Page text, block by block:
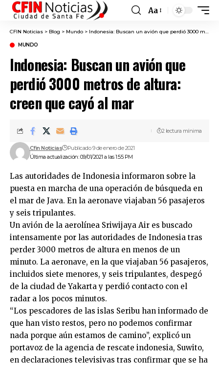
Font
Resizer
Aa
CFIN Noticias > Blog > Mundo > Indonesia: Buscan un avión que perdió 3000 metros de altura: creen que cayó al mar
MUNDO
Indonesia: Buscan un avión que
perdió 3000 metros de altura:
creen que cayó al mar
Última actualización: 09/01/2021 a las 1:55 PM
Cfin Noticias Publicado 9 de enero de 2021
2 lectura mínima
Las autoridades de Indonesia informaron sobre la
puesta en marcha de una operación de búsqueda en
el mar de Java. En la aeronave viajaban 56 pasajeros
y seis tripulantes.
Un avión de la aerolínea Sriwijaya Air es buscado
intensamente por las autoridades de Indonesia tras
perder 3000 metros de altura en menos de un
minuto. La aeronave, en la que viajaban 56 pasajeros,
incluidos siete menores, y seis tripulantes, despegó
de la ciudad de Yakarta y perdió contacto con el
radar a los pocos minutos.
“Los pescadores de las islas Seribu han informado de
que han visto restos, pero no podemos confirmar
nada porque aún estamos de camino”, explicó un
portavoz de la agencia de rescate indonesia, Suwito,
en declaraciones televisivas tras confirmar que se ha